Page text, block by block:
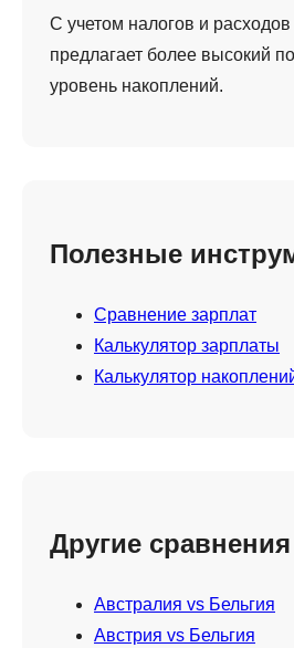
С учетом налогов и
предлагает более высокий
уровень накоплений.
Полезные
Сравнение зарплат
Калькулятор зарплаты
Калькулятор
Другие сравнения
Австралия vs Бельгия
Австрия vs Бельгия